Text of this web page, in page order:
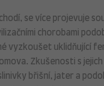
se více projevuje
chorobami
vyzkoušet uklidňující
Zkušenosti s
břišní, jater a